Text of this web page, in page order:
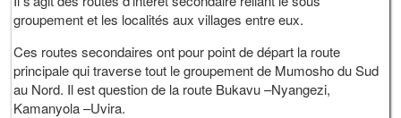
groupement et les localités aux villages entre eux.
Ces routes secondaires ont pour point de départ la route
principale qui traverse tout le groupement de Mumosho du Sud
au Nord. Il est question de la route Bukavu –Nyangezi,
Kamanyola –Uvira.